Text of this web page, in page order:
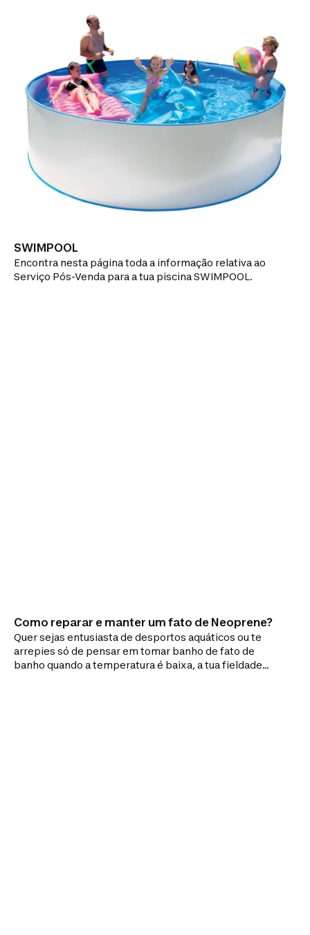
SWIMPOOL
Encontra nesta página toda a informação relativa ao
Serviço Pós-Venda para a tua piscina SWIMPOOL.
Como reparar e manter um fato de Neoprene?
Quer sejas entusiasta de desportos aquáticos ou te
arrepies só de pensar em tomar banho de fato de
banho quando a temperatura é baixa, a tua fieldade